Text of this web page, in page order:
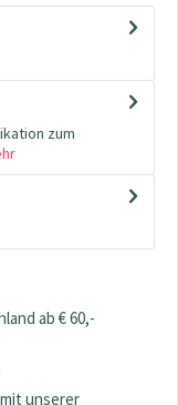
zum
ab € 60,-
unserer